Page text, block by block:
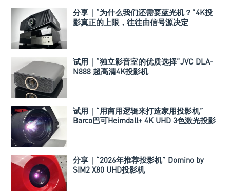
分享｜“为什么我们还需要蓝光机？”4K投
影真正的上限，往往由信号源决定
试用｜“独立影音室的优质选择”JVC DLA-
N888 超高清4K投影机
试用｜“用商用逻辑来打造家用投影机”
Barco巴可Heimdall+ 4K UHD 3色激光投影
分享｜“2026年推荐投影机” Domino by
SIM2 X80 UHD投影机